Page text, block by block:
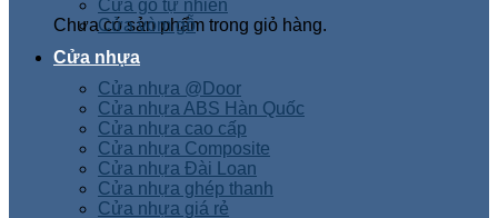
Chưa có sản phẩm trong giỏ hàng.
Cửa gỗ tự nhiên
Cửa vòm gỗ
Cửa nhựa
Cửa nhựa @Door
Cửa nhựa ABS Hàn Quốc
Cửa nhựa cao cấp
Cửa nhựa Composite
Cửa nhựa Đài Loan
Cửa nhựa ghép thanh
Cửa nhựa giá rẻ